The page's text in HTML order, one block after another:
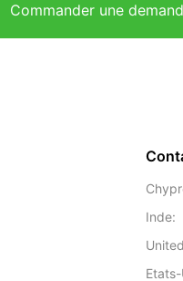
Commander une
Inde: